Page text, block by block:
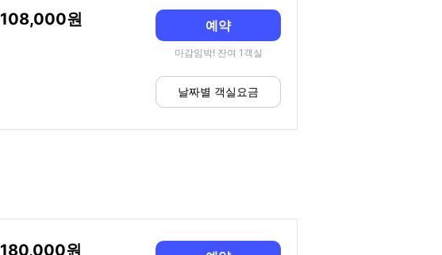
108,000 예약
마감임박! 잔여 1객실
날짜별 객실요금
180,000